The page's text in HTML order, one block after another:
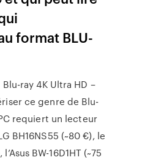
format BLU-
ray 4K Ultra HD –
ce genre de Blu-
requiert un lecteur
BH16NS55 (~80 €), le
BW-16D1HT (~75